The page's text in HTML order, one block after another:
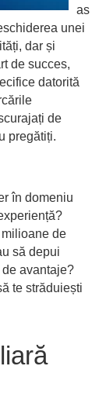
as
unei
dar și
de succes,
datorită
de
pregătiți.
în domeniu
de
să depui
avantaje?
te străduiești